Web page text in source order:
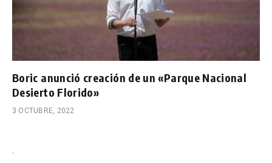
Boric anunció creación de un «Parque Nacional
Desierto Florido»
3 OCTUBRE, 2022
.